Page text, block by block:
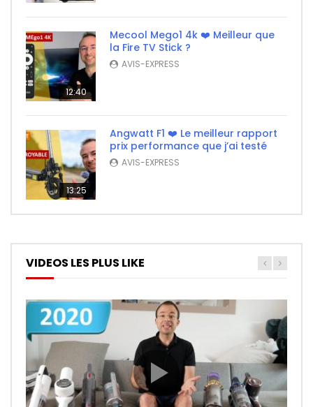
12:40
Mecool Mego1 4k ❤️ Meilleur que
la Fire TV Stick ?
AVIS-EXPRESS
13:25
Angwatt F1 ❤️ Le meilleur rapport
prix performance que j’ai testé
AVIS-EXPRESS
VIDEOS LES PLUS LIKE